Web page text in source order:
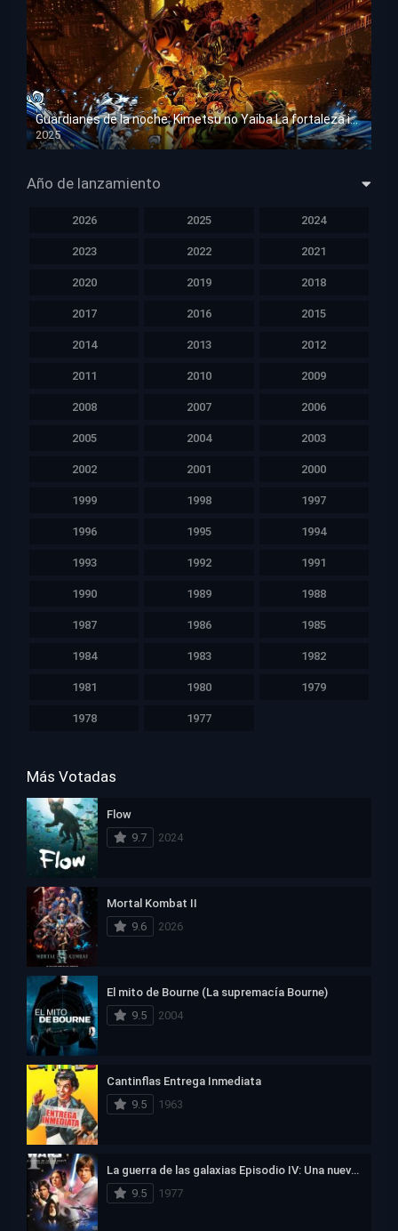
Guardianes de la noche: Kimetsu no Yaiba La fortaleza infinita
2025
HD 1080p
Año de lanzamiento
2026 2025 2024
2023 2022 2021
2020 2019 2018
2017 2016 2015
2014 2013 2012
2011 2010 2009
2008 2007 2006
2005 2004 2003
2002 2001 2000
1999 1998 1997
1996 1995 1994
1993 1992 1991
1990 1989 1988
1987 1986 1985
1984 1983 1982
1981 1980 1979
1978 1977
Más Votadas
Flow
9.7
2024
Mortal Kombat II
9.6
2026
El mito de Bourne (La supremacía Bourne)
9.5
2004
Cantinflas Entrega Inmediata
9.5
1963
La guerra de las galaxias Episodio IV: Una nueva esperanza
9.5
1977